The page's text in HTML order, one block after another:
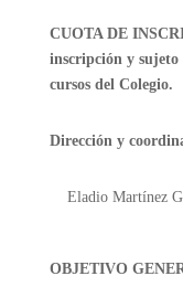
CUOTA DE
inscripción y
cursos del Colegio.
Dirección y
Eladio Martínez
OBJETIVO